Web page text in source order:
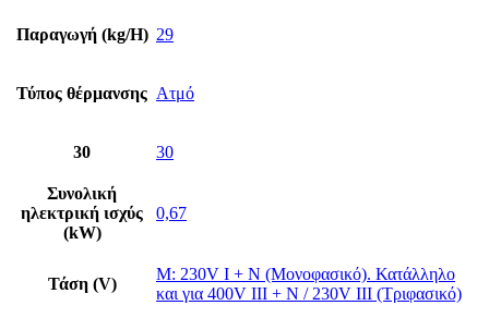
Παραγωγή (kg/H) 29
Τύπος θέρμανσης Ατμό
30 30
Συνολική
ηλεκτρική ισχύς
(kW)
0,67
Τάση (V)
M: 230V I + N (Μονοφασικό). Κατάλληλο
και για 400V III + N / 230V III (Τριφασικό)